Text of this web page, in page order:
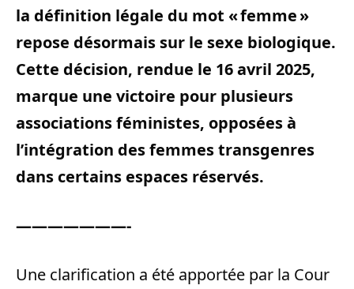
la définition légale du mot « femme »
repose désormais sur le sexe biologique.
Cette décision, rendue le 16 avril 2025,
marque une victoire pour plusieurs
associations féministes, opposées à
l’intégration des femmes transgenres
dans certains espaces réservés.
———————-
Une clarification a été apportée par la Cour